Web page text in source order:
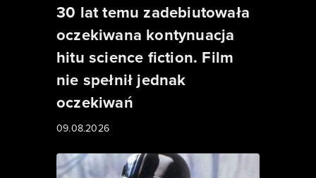
30 lat temu zadebiutowała
oczekiwana kontynuacja
hitu science fiction. Film
nie spełnił jednak
oczekiwań
09.08.2026